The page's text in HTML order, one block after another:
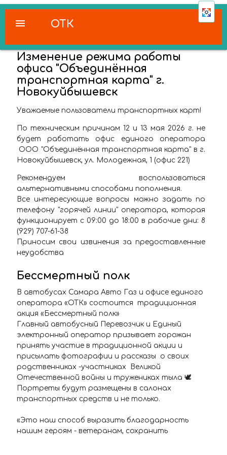
ОТК
menu
Изменение режима работы
офиса "Объединённая
транспортная карта" г.
Новокуйбышевск
Уважаемые пользователи транспортных карт!
По техническим причинам 12 и 13 мая 2026 г. не
будет работать офис единого оператора
ООО "Объединённая транспортная карта" в г.
Новокуйбышевск, ул. Молодежная, 1 (офис 221)
Рекомендуем воспользоваться
альтернативными способами пополнения.
Все интересующие вопросы можно задать по
телефону "горячей линии" оператора, которая
функционирует с 09:00 до 18:00 в рабочие дни: 8
(929) 707-61-38
Приносим свои извинения за предоставленные
неудобства
Бессмертный полк
В автобусах Самара Авто Газ и офисе единого
оператора «ОТК» состоится традиционная
акция «Бессмертный полк»
Главный автобусный Перевозчик и Единый
электронный оператор призывает горожан
принять участие в традиционной акции и
присылать фотографии и рассказы о своих
родственниках -участниках Великой
Отечественной войны и тружениках тыла 🕊
Портреты будут размещены в салонах
транспортных средств и не только.
«Это наш способ выразить благодарность
нашим героям - ветеранам, сохранить